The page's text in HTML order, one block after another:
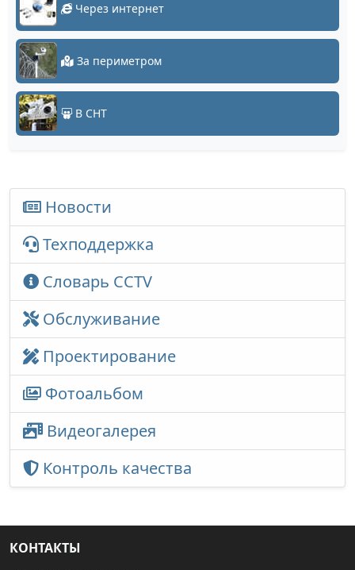
Через интернет
За периметром
В СНТ
Новости
Техподдержка
Словарь CCTV
Обслуживание
Проектирование
Фотоальбом
Видеогалерея
Контроль качества
КОНТАКТЫ